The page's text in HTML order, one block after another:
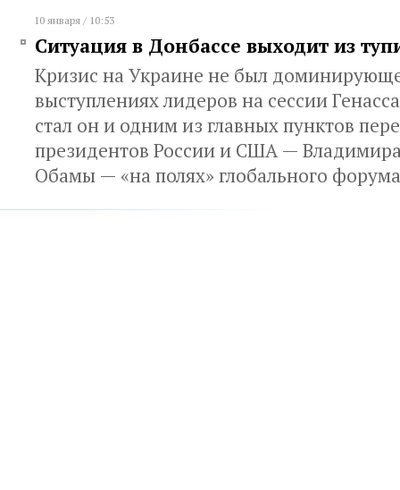
10 января / 10:53
Ситуация в Донбассе выходит из
Кризис на Украине не был
выступлениях лидеров на сессии
стал он и одним из главных пунктов
президентов России и США —
Обамы — «на полях» глобального